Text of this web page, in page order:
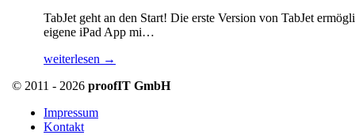
TabJet geht an den Start! Die erste Version von TabJet
eigene iPad App mi…
weiterlesen →
© 2011 - 2026 proofIT GmbH
Impressum
Kontakt